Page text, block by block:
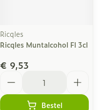
Ricqles
Ricqles Muntalcohol Fl 3cl
€ 9,53
Bestel